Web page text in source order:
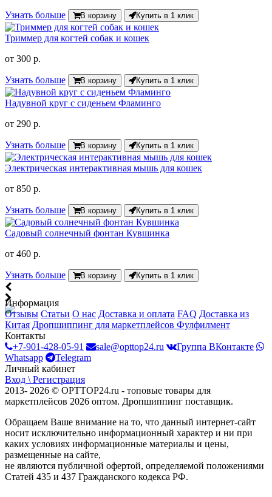
Узнать больше В корзину Купить в 1 клик
Триммер для когтей собак и кошек
от 300 р.
Узнать больше В корзину Купить в 1 клик
Надувной круг с сиденьем Фламинго
от 290 р.
Узнать больше В корзину Купить в 1 клик
Электрическая интерактивная мышь для кошек
от 850 р.
Узнать больше В корзину Купить в 1 клик
Садовый солнечный фонтан Кувшинка
от 460 р.
Узнать больше В корзину Купить в 1 клик
Информация
Отзывы Статьи О нас Доставка и оплата FAQ Доставка из
Китая Дропшиппинг для маркетплейсов Фулфилмент
Контакты
+7-901-428-05-91
sale@opttop24.ru
Группа ВКонтакте
Whatsapp
Telegram
Личный кабинет
Вход \ Регистрация
2013- 2026 © OPTTOP24.ru - топовые товары для
маркетплейсов 2026 оптом. Дропшиппинг поставщик.
Обращаем Ваше внимание на то, что данный интернет-сайт
носит исключительно информационный характер и ни при
каких условиях информационные материалы и цены,
размещенные на сайте,
не являются публичной офертой, определяемой положениями
Статей 435 и 437 Гражданского кодекса РФ.